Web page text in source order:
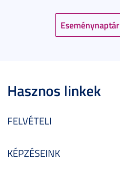
Eseménynaptár
Hasznos linkek
FELVÉTELI
KÉPZÉSEINK